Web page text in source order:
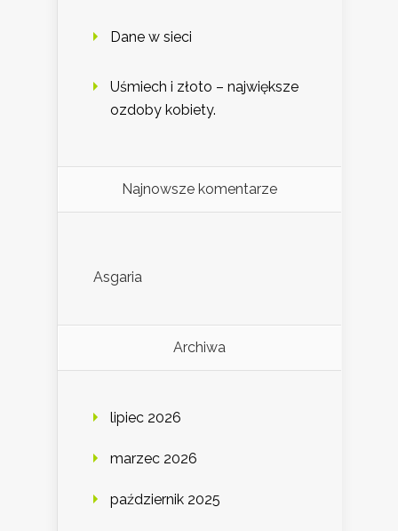
Dane w sieci
Uśmiech i złoto – największe
ozdoby kobiety.
Najnowsze komentarze
Asgaria
Archiwa
lipiec 2026
marzec 2026
październik 2025